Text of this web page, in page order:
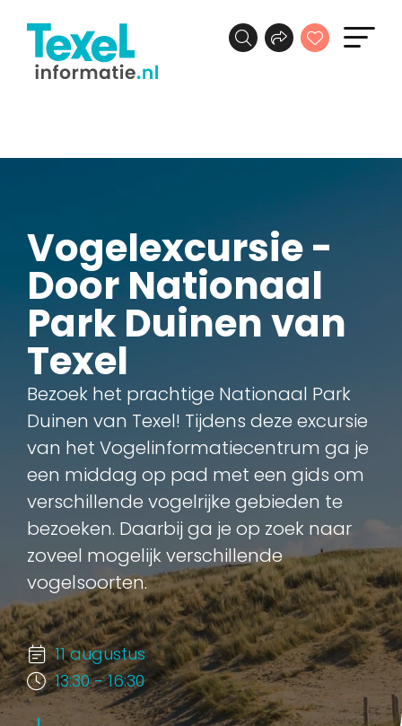
Vogelexcursie -
Door Nationaal
Park Duinen van
Texel
Bezoek het prachtige Nationaal Park
Duinen van Texel! Tijdens deze excursie
van het Vogelinformatiecentrum ga je
een middag op pad met een gids om
verschillende vogelrijke gebieden te
bezoeken. Daarbij ga je op zoek naar
zoveel mogelijk verschillende
vogelsoorten.
11 augustus
13:30 - 16:30